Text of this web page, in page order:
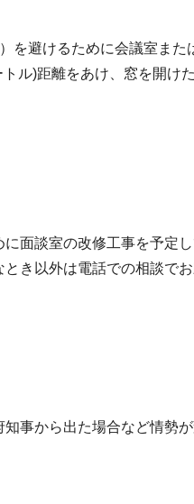
を避けるために会議室また
ル)距離をあけ、窓を開け
面談室の改修工事を予定
き以外は電話での相談でお
事から出た場合など情勢